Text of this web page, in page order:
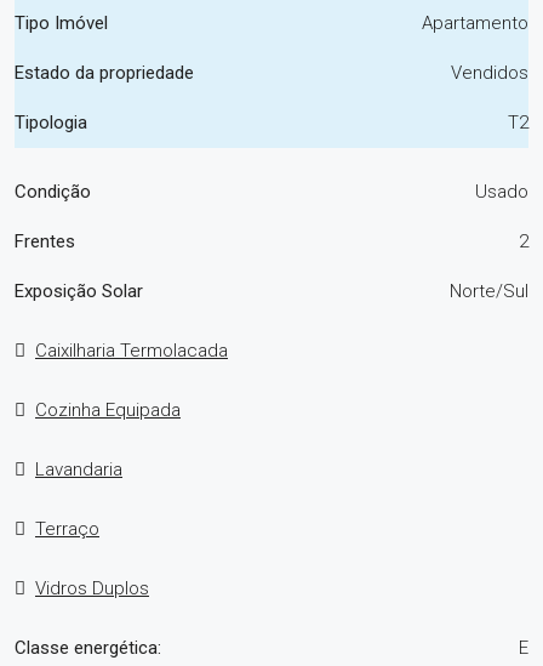
Tipo Imóvel Apartamento
Estado da propriedade Vendidos
Tipologia T2
Condição Usado
Frentes 2
Exposição Solar Norte/Sul
Caixilharia Termolacada
Cozinha Equipada
Lavandaria
Terraço
Vidros Duplos
Classe energética: E